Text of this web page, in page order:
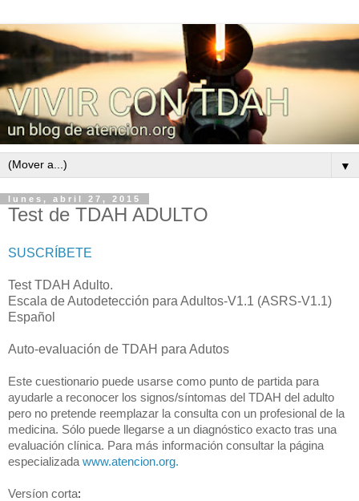
▼
lunes, abril 27, 2015
Test de TDAH ADULTO
SUSCRÍBETE
Test TDAH Adulto.
Escala de Autodetección para Adultos-V1.1 (ASRS-V1.1)
Español
Auto-evaluación de TDAH para Adutos
Este cuestionario puede usarse como punto de partida para
ayudarle a reconocer los signos/síntomas del TDAH del adulto
pero no pretende reemplazar la consulta con un profesional de la
medicina. Sólo puede llegarse a un diagnóstico exacto tras una
evaluación clínica. Para más información consultar la página
especializada www.atencion.org.
Versíon corta: